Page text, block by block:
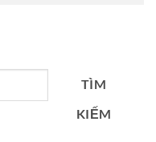
TÌM
KIẾM